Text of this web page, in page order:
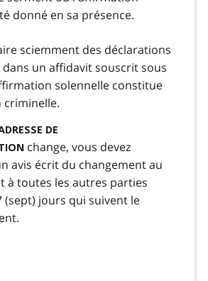
donné en sa présence.
sciemment des déclarations
un affidavit souscrit sous
solennelle constitue
criminelle.
DE
change, vous devez
avis écrit du changement au
à toutes les autres parties
(sept) jours qui suivent le